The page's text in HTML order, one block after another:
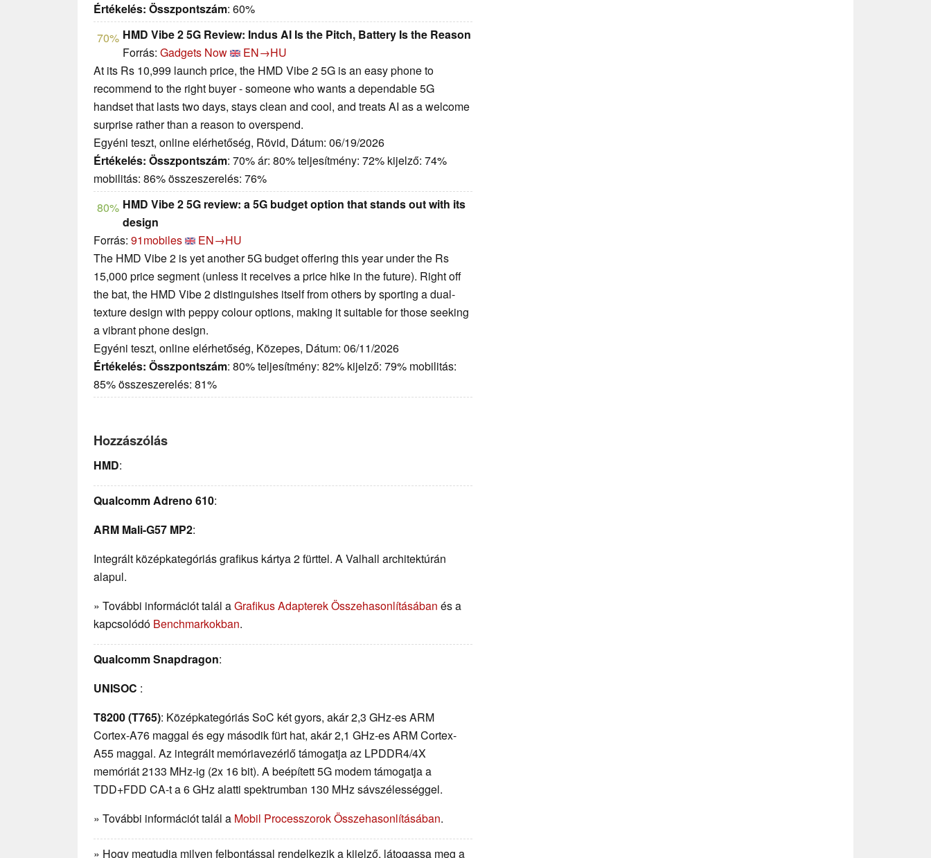
Értékelés: Összpontszám: 60%
70% HMD Vibe 2 5G Review: Indus AI Is the Pitch, Battery Is the Reason
Forrás: Gadgets Now
EN→HU
At its Rs 10,999 launch price, the HMD Vibe 2 5G is an easy phone to
recommend to the right buyer - someone who wants a dependable 5G
handset that lasts two days, stays clean and cool, and treats AI as a welcome
surprise rather than a reason to overspend.
Egyéni teszt, online elérhetőség, Rövid, Dátum: 06/19/2026
Értékelés: Összpontszám: 70% ár: 80% teljesítmény: 72% kijelző: 74%
mobilitás: 86% összeszerelés: 76%
80% HMD Vibe 2 5G review: a 5G budget option that stands out with its
design
Forrás: 91mobiles
EN→HU
The HMD Vibe 2 is yet another 5G budget offering this year under the Rs
15,000 price segment (unless it receives a price hike in the future). Right off
the bat, the HMD Vibe 2 distinguishes itself from others by sporting a dual-
texture design with peppy colour options, making it suitable for those seeking
a vibrant phone design.
Egyéni teszt, online elérhetőség, Közepes, Dátum: 06/11/2026
Értékelés: Összpontszám: 80% teljesítmény: 82% kijelző: 79% mobilitás:
85% összeszerelés: 81%
Hozzászólás
HMD:
Qualcomm Adreno 610:
ARM Mali-G57 MP2:
Integrált középkategóriás grafikus kártya 2 fürttel. A Valhall architektúrán
alapul.
» További információt talál aGrafikus Adapterek Összehasonlításában és a
kapcsolódó Benchmarkokban.
Qualcomm Snapdragon:
UNISOC :
T8200 (T765): Középkategóriás SoC két gyors, akár 2,3 GHz-es ARM
Cortex-A76 maggal és egy második fürt hat, akár 2,1 GHz-es ARM Cortex-
A55 maggal. Az integrált memóriavezérlő támogatja az LPDDR4/4X
memóriát 2133 MHz-ig (2x 16 bit). A beépített 5G modem támogatja a
TDD+FDD CA-t a 6 GHz alatti spektrumban 130 MHz sávszélességgel.
» További információt talál a Mobil Processzorok Összehasonlításában.
» Hogy megtudja milyen felbontással rendelkezik a kijelző, látogassa meg a